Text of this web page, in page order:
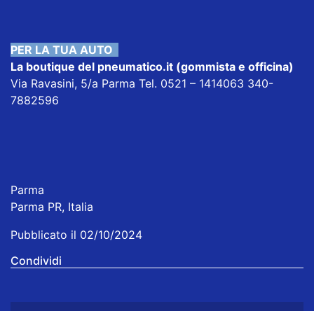
PER LA TUA AUTO
La boutique del pneumatico.it (gommista e officina)
Via Ravasini, 5/a Parma Tel. 0521 – 1414063 340-
7882596
Parma
Parma PR, Italia
Pubblicato il 02/10/2024
Condividi